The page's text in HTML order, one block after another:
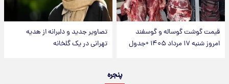
قیمت گوشت گوساله و گوسفند
امروز شنبه ۱۷ مرداد ۱۴۰۵ +جدول
تصاویر جدید و دلبرانه از هدیه
تهرانی در یک گلخانه
پنجره